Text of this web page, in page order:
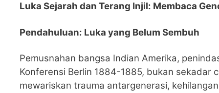
Luka Sejarah dan Terang Injil: Membaca
Pendahuluan: Luka yang Belum Sembuh
Pemusnahan bangsa Indian Amerika,
Konferensi Berlin 1884-1885, bukan sekadar
mewariskan trauma antargenerasi,